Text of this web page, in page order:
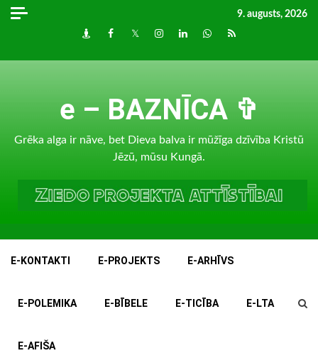
Skip
9. augusts, 2026
DraugiemFacebook
TwitterInstagram
LinkedInwhatsapp
RSS
e – BAZNĪCA ✞
Grēka alga ir nāve, bet Dieva balva ir mūžīga dzīvība Kristū
Jēzū, mūsu Kungā.
E-KONTAKTI E-PROJEKTS E-ARHĪVS
E-POLEMIKA E-BĪBELE E-TICĪBA E-LTA
E-AFIŠA